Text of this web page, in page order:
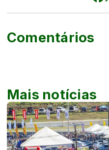
Comentários
Mais notícias